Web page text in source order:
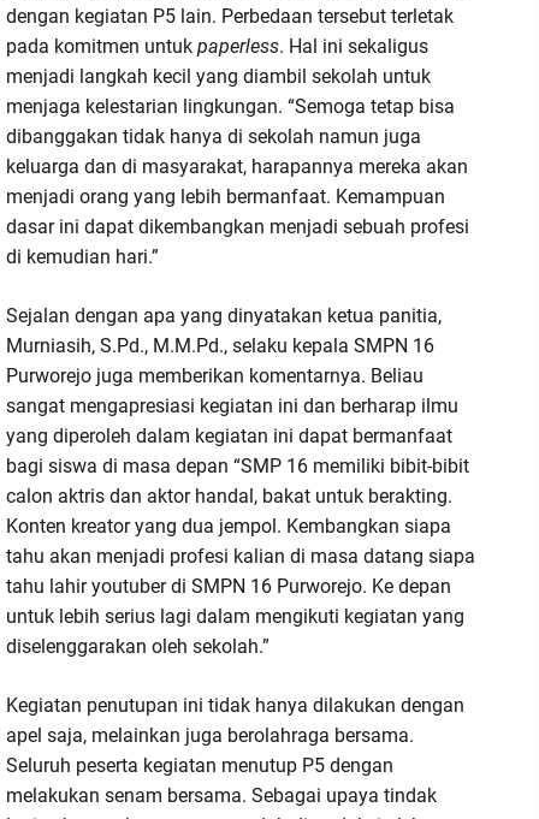
dengan kegiatan P5 lain. Perbedaan tersebut terletak
pada komitmen untuk paperless. Hal ini sekaligus
menjadi langkah kecil yang diambil sekolah untuk
menjaga kelestarian lingkungan. “Semoga tetap bisa
dibanggakan tidak hanya di sekolah namun juga
keluarga dan di masyarakat, harapannya mereka akan
menjadi orang yang lebih bermanfaat. Kemampuan
dasar ini dapat dikembangkan menjadi sebuah profesi
di kemudian hari.”
Sejalan dengan apa yang dinyatakan ketua panitia,
Murniasih, S.Pd., M.M.Pd., selaku kepala SMPN 16
Purworejo juga memberikan komentarnya. Beliau
sangat mengapresiasi kegiatan ini dan berharap ilmu
yang diperoleh dalam kegiatan ini dapat bermanfaat
bagi siswa di masa depan “SMP 16 memiliki bibit-bibit
calon aktris dan aktor handal, bakat untuk berakting.
Konten kreator yang dua jempol. Kembangkan siapa
tahu akan menjadi profesi kalian di masa datang siapa
tahu lahir youtuber di SMPN 16 Purworejo. Ke depan
untuk lebih serius lagi dalam mengikuti kegiatan yang
diselenggarakan oleh sekolah.”
Kegiatan penutupan ini tidak hanya dilakukan dengan
apel saja, melainkan juga berolahraga bersama.
Seluruh peserta kegiatan menutup P5 dengan
melakukan senam bersama. Sebagai upaya tindak